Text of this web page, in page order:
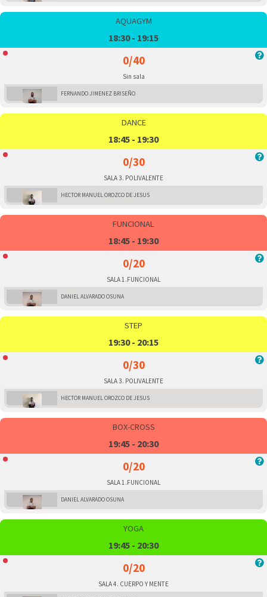
AQUAGYM
18:30 - 19:15
0/40
Sin sala
FERNANDO JIMENEZ BRISEÑO
DANCE
18:45 - 19:30
0/30
SALA 3. POLIVALENTE
HECTOR MANUEL OROZCO DE JESUS
FUNCIONAL
18:45 - 19:30
0/20
SALA 1.FUNCIONAL
DANIEL ALVARADO OSUNA
STEP
19:30 - 20:15
0/30
SALA 3. POLIVALENTE
HECTOR MANUEL OROZCO DE JESUS
BOX-CROSS
19:45 - 20:30
0/20
SALA 1.FUNCIONAL
DANIEL ALVARADO OSUNA
YOGA
19:45 - 20:30
0/20
SALA 4. CUERPO Y MENTE